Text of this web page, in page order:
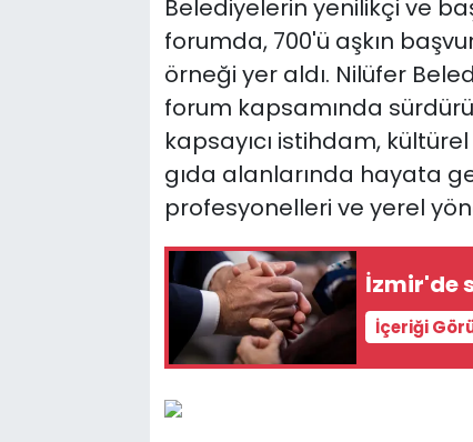
Belediyelerin yenilikçi ve
forumda, 700'ü aşkın
örneği yer aldı. Nilüfer
forum kapsamında
kapsayıcı istihdam,
gıda alanlarında hayata
profesyonelleri ve yerel
İzmir'de
İçeriği